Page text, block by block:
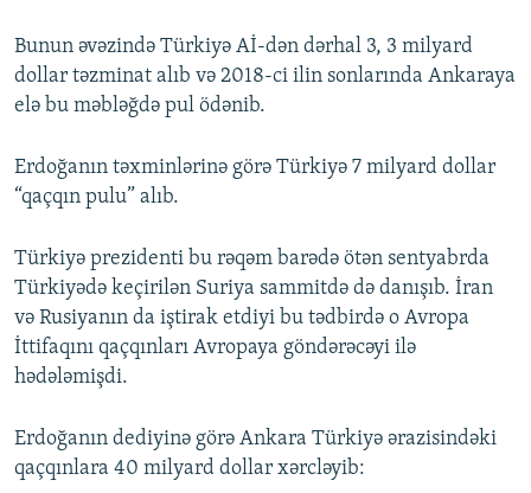
Bunun əvəzində Türkiyə Aİ-dən dərhal 3, 3 milyard
dollar təzminat alıb və 2018-ci ilin sonlarında Ankaraya
elə bu məbləğdə pul ödənib.
Erdoğanın təxminlərinə görə Türkiyə 7 milyard dollar
“qaçqın pulu” alıb.
Türkiyə prezidenti bu rəqəm barədə ötən sentyabrda
Türkiyədə keçirilən Suriya sammitdə də danışıb. İran
və Rusiyanın da iştirak etdiyi bu tədbirdə o Avropa
İttifaqını qaçqınları Avropaya göndərəcəyi ilə
hədələmişdi.
Erdoğanın dediyinə görə Ankara Türkiyə ərazisindəki
qaçqınlara 40 milyard dollar xərcləyib: